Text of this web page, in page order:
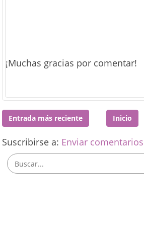
¡Muchas gracias por comentar!
Entrada más reciente Inicio
Suscribirse a: Enviar